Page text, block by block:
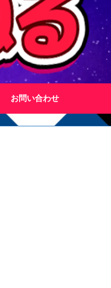
お問い合わせ